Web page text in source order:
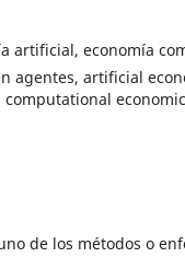
artificial, economía
agentes, artificial
de los métodos o